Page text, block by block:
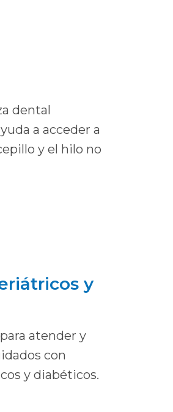
dental
a acceder a
y el hilo no
y
atender y
con
y diabéticos.